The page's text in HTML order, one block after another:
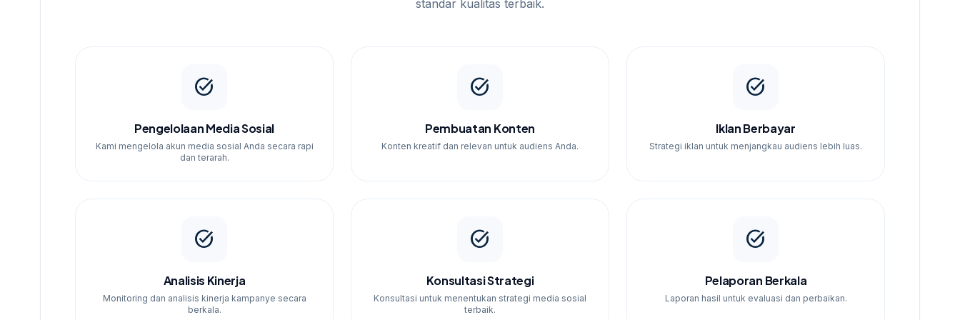
Contoh nyata: Klien kami di Rembang mengalami peningkatan 50% dalam interaksi setelah
standar kualitas terbaik.
task_alt
Pengelolaan Media Sosial
Kami mengelola akun media sosial Anda secara rapi
dan terarah.
task_alt
Pembuatan Konten
Konten kreatif dan relevan untuk audiens Anda.
task_alt
Iklan Berbayar
Strategi iklan untuk menjangkau audiens lebih luas.
task_alt
Analisis Kinerja
Monitoring dan analisis kinerja kampanye secara
berkala.
task_alt
Konsultasi Strategi
Konsultasi untuk menentukan strategi media sosial
terbaik.
task_alt
Pelaporan Berkala
Laporan hasil untuk evaluasi dan perbaikan.